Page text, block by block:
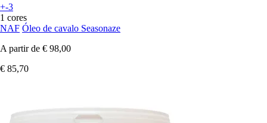
+-3
1 cores
NAF Óleo de cavalo Seasonaze
A partir de € 98,00
€ 85,70